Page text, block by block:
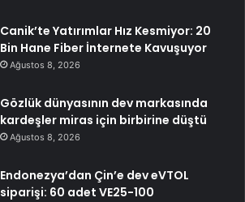
Canik’te Yatırımlar Hız Kesmiyor: 20
Bin Hane Fiber İnternete Kavuşuyor
Ağustos 8, 2026
Gözlük dünyasının dev markasında
kardeşler miras için birbirine düştü
Ağustos 8, 2026
Endonezya’dan Çin’e dev eVTOL
siparişi: 60 adet VE25-100